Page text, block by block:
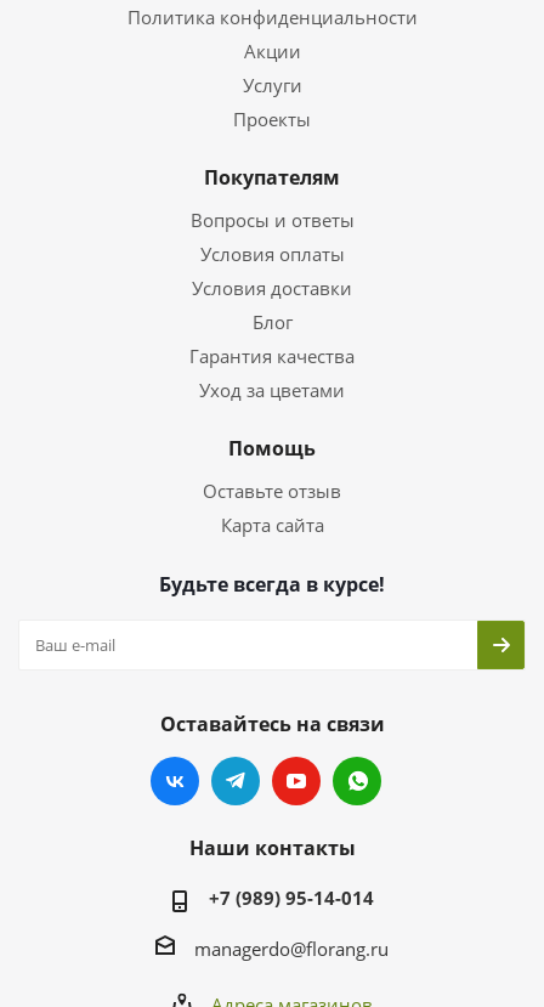
Политика конфиденциальности
Акции
Услуги
Проекты
Покупателям
Вопросы и ответы
Условия оплаты
Условия доставки
Блог
Гарантия качества
Уход за цветами
Помощь
Оставьте отзыв
Карта сайта
Будьте всегда в курсе!
Оставайтесь на связи
Наши контакты
+7 (989) 95-14-014
managerdo@florang.ru